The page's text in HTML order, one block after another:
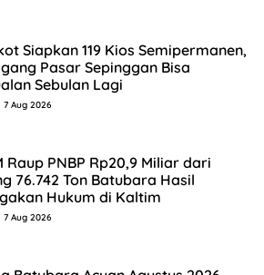
Siapkan 119 Kios Semipermanen,
Pasar Sepinggan Bisa
Sebulan Lagi
7 Aug 2026
Raup PNBP Rp20,9 Miliar dari
76.742 Ton Batubara Hasil
Hukum di Kaltim
7 Aug 2026